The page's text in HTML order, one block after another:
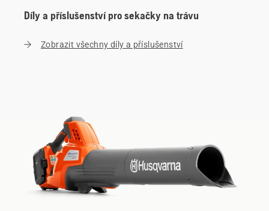
Díly a příslušenství pro sekačky na trávu
Zobrazit všechny díly a příslušenství